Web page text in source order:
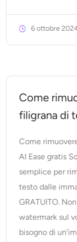
6 ottobre
Come
filigrana di
Come
AI Ease gratis
semplice per
testo dalle
GRATUITO.
watermark sul
bisogno di